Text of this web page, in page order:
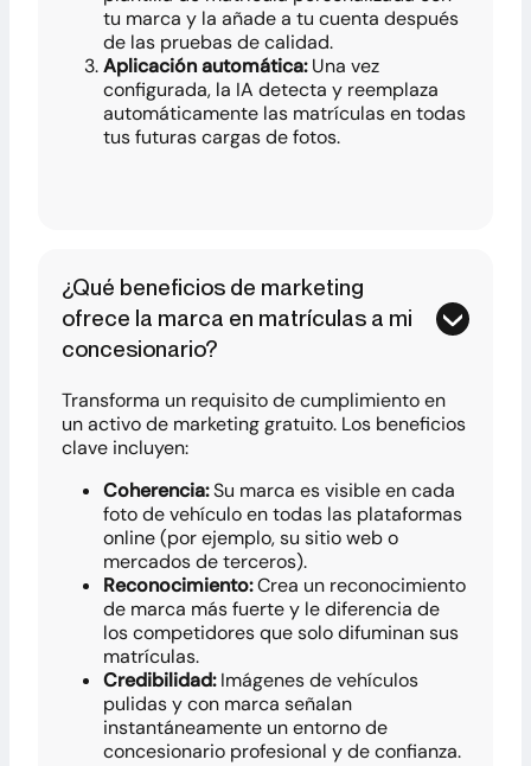
tu marca y la añade a tu cuenta después
de las pruebas de calidad.
Aplicación automática:Una vez
configurada, la IA detecta y reemplaza
automáticamente las matrículas en todas
tus futuras cargas de fotos.
¿Qué beneficios de marketing
ofrece la marca en matrículas a mi
concesionario?
Transforma un requisito de cumplimiento en
un activo de marketing gratuito. Los beneficios
clave incluyen:
Coherencia:Su marca es visible en cada
foto de vehículo en todas las plataformas
online (por ejemplo, su sitio web o
mercados de terceros).
Reconocimiento:Crea un reconocimiento
de marca más fuerte y le diferencia de
los competidores que solo difuminan sus
matrículas.
Credibilidad:Imágenes de vehículos
pulidas y con marca señalan
instantáneamente un entorno de
concesionario profesional y de confianza.